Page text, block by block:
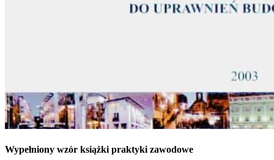
Wypełniony wzór książki praktyki zawodowe